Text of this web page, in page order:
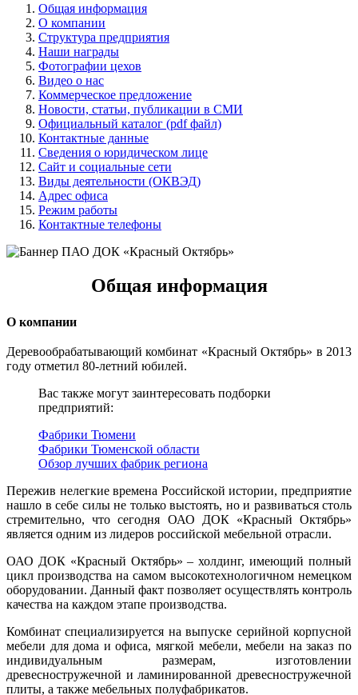
Общая информация
О компании
Структура предприятия
Наши награды
Фотографии цехов
Видео о нас
Коммерческое предложение
Новости, статьи, публикации в СМИ
Официальный каталог (pdf файл)
Контактные данные
Сведения о юридическом лице
Сайт и социальные сети
Виды деятельности (ОКВЭД)
Адрес офиса
Режим работы
Контактные телефоны
Общая информация
О компании
Деревообрабатывающий комбинат «Красный Октябрь» в 2013
году отметил 80-летний юбилей.
Вас также могут заинтересовать подборки
предприятий:
Фабрики Тюмени
Фабрики Тюменской области
Обзор лучших фабрик региона
Пережив нелегкие времена Российской истории, предприятие
нашло в себе силы не только выстоять, но и развиваться столь
стремительно, что сегодня ОАО ДОК «Красный Октябрь»
является одним из лидеров российской мебельной отрасли.
ОАО ДОК «Красный Октябрь» – холдинг, имеющий полный
цикл производства на самом высокотехнологичном немецком
оборудовании. Данный факт позволяет осуществлять контроль
качества на каждом этапе производства.
Комбинат специализируется на выпуске серийной корпусной
мебели для дома и офиса, мягкой мебели, мебели на заказ по
индивидуальным размерам, изготовлении
древесностружечной и ламинированной древесностружечной
плиты, а также мебельных полуфабрикатов.